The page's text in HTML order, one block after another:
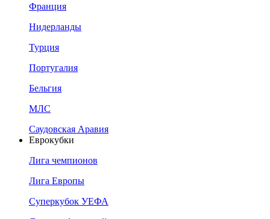
Франция
Нидерланды
Турция
Португалия
Бельгия
МЛС
Саудовская Аравия
Еврокубки
Лига чемпионов
Лига Европы
Суперкубок УЕФА